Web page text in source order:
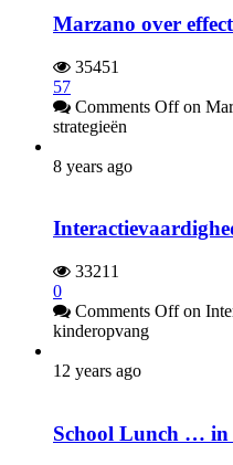
Marzano over
35451
57
Comments Offon
strategieën
8 years ago
33211
0
Comments Offon
kinderopvang
12 years ago
School Lunch … in